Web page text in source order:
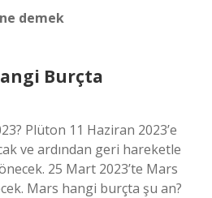
demek
Burçta
Plüton 11 Haziran 2023’e
ve ardından geri hareketle
25 Mart 2023’te Mars
Mars hangi burçta şu an?